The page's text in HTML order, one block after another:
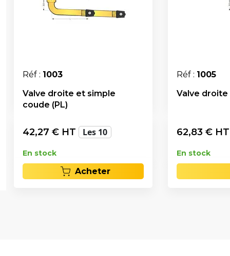
Réf : 1003
Valve droite et simple
coude (PL)
42,27 € HT Les 10
En stock
Acheter
Réf : 1005
Valve droite
62,83 €
En stock